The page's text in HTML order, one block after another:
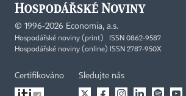
© 1996-2026 Economia, a.s.
Hospodářské noviny (print) ISSN 0862-9587
Hospodářské noviny (online) ISSN 2787-950X
Certifikováno Sledujte nás